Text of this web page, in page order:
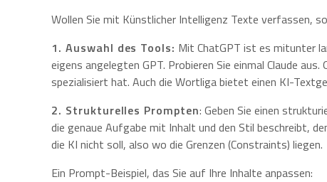
Wollen Sie mit Künstlicher Intelligenz Texte verfassen,
1. Auswahl des Tools: Mit ChatGPT ist es mitunter
eigens angelegten GPT. Probieren Sie einmal Claude
spezialisiert hat. Auch die Wortliga bietet einen KI-
2. Strukturelles Prompten: Geben Sie einen
die genaue Aufgabe mit Inhalt und den Stil beschreibt,
die KI nicht soll, also wo die Grenzen (Constraints) liegen.
Ein Prompt-Beispiel, das Sie auf Ihre Inhalte anpassen: